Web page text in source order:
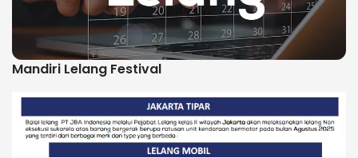
Mandiri Lelang Festival